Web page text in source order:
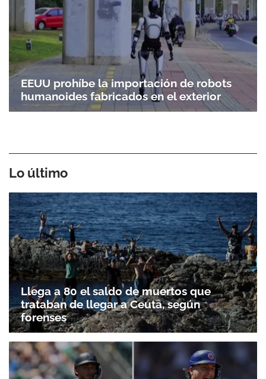
EEUU prohíbe la importación de robots
humanoides fabricados en el exterior
Lo último
Llega a 80 el saldo de muertos que
trataban de llegar a Ceuta, según
forenses